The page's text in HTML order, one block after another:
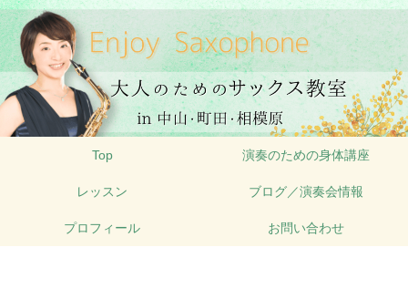
Top 演奏のための身体講座
レッスン ブログ／演奏会情報
プロフィール お問い合わせ